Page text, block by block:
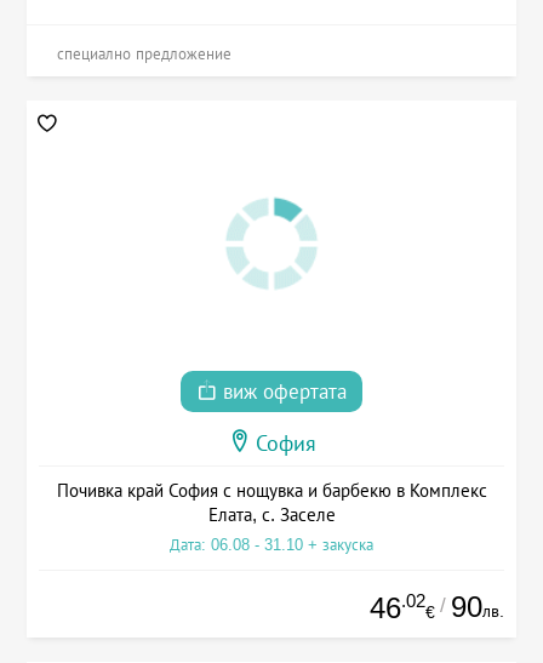
специално предложение
виж офертата
София
Почивка край София с нощувка и барбекю в Комплекс
Елата, с. Заселе
Дата: 06.08 - 31.10 + закуска
46.02
€ / 90лв.